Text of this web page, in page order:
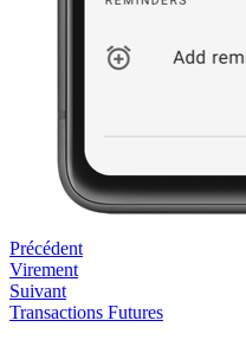
Précédent
Virement
Suivant
Transactions Futures